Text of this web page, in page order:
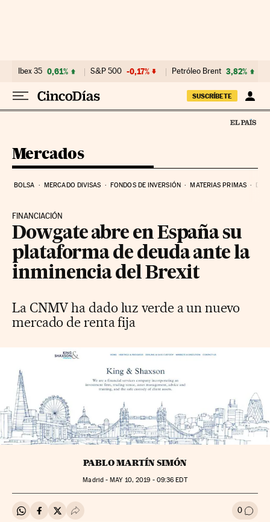
Ibex 35 0,61% S&P 500 -0,17% Petróleo Brent 3,82%
SUSCRÍBETE
Mercados
BOLSA MERCADO DIVISAS FONDOS DE INVERSIÓN MATERIAS PRIMAS
FINANCIACIÓN
Dowgate abre en España su
plataforma de deuda ante la
inminencia del Brexit
La CNMV ha dado luz verde a un nuevo
mercado de renta fija
PABLO MARTÍN SIMÓN
Madrid - MAY10, 2019 - 09:36 EDT
Compartir en Whatsapp
Compartir en Facebook
Compartir en Twitter
Desplegar Redes Sociales 0 Ir a